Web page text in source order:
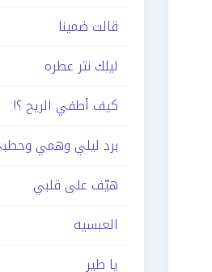
قالت ضمينا
ليلك نثر عطره
كيف أطفي الريح ؟!
برد ليلي وهمي
هيّف على قلبي
العبسيه
يا طير